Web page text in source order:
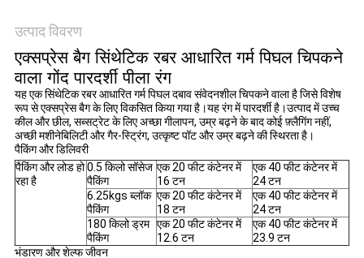
उत्पाद विवरण
एक्सप्रेस बैग सिंथेटिक रबर आधारित गर्म पिघल चिपकने
वाला गोंद पारदर्शी पीला रंग
यह एक सिंथेटिक रबर आधारित गर्म पिघल दबाव संवेदनशील चिपकने वाला है जिसे विशेष
रूप से एक्सप्रेस बैग के लिए विकसित किया गया है।यह रंग में पारदर्शी है।उत्पाद में उच्च
कील और छील, सब्सट्रेट के लिए अच्छा गीलापन, उम्र बढ़ने के बाद कोई फ़्लैगिंग नहीं,
अच्छी मशीनेबिलिटी और गैर-स्ट्रिंग, उत्कृष्ट पॉट और उम्र बढ़ने की स्थिरता है।
पैकिंग और डिलिवरी
पैकिंग और लोड हो
रहा है
0.5 किलो सॉसेज
पैकिंग
एक 20 फीट कंटेनर में
16 टन
एक 40 फीट कंटेनर में
24 टन
6.25kgs ब्लॉक
पैकिंग
एक 20 फीट कंटेनर में
18 टन
एक 40 फीट कंटेनर में
24 टन
180 किलो ड्रम
पैकिंग
एक 20 फीट कंटेनर में
12.6 टन
एक 40 फीट कंटेनर में
23.9 टन
भंडारण और शेल्फ जीवन